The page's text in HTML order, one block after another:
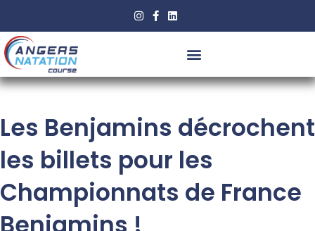
contenu
Les Benjamins décrochent
les billets pour les
Championnats de France